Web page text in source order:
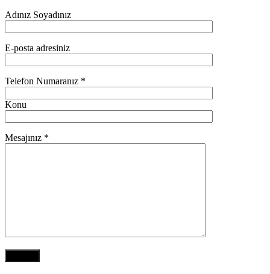
Adınız Soyadınız
E-posta adresiniz
Telefon Numaranız *
Konu
Mesajınız *